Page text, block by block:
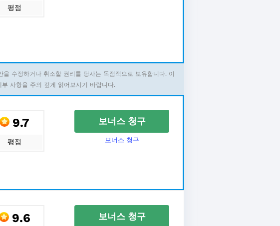
평점
수정하거나 취소할 권리를 당사는 독점적으로 보유합니다. 이
사항을 주의 깊게 읽어보시기 바랍니다.
9.7
평점
보너스 청구
보너스 청구
9.6 보너스 청구